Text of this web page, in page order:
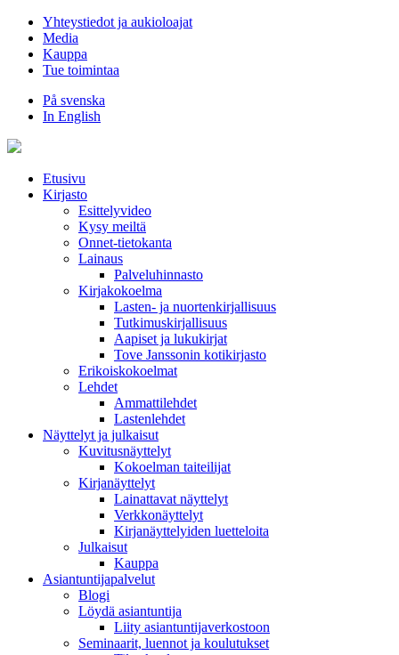
Hyppää
sisältöön
Yhteystiedot ja aukioloajat
Media
Kauppa
Tue toimintaa
På svenska
In English
Etusivu
Kirjasto
Esittelyvideo
Kysy meiltä
Onnet-tietokanta
Lainaus
Palveluhinnasto
Kirjakokoelma
Lasten- ja nuortenkirjallisuus
Tutkimuskirjallisuus
Aapiset ja lukukirjat
Tove Janssonin kotikirjasto
Erikoiskokoelmat
Lehdet
Ammattilehdet
Lastenlehdet
Näyttelyt ja julkaisut
Kuvitusnäyttelyt
Kokoelman taiteilijat
Kirjanäyttelyt
Lainattavat näyttelyt
Verkkonäyttelyt
Kirjanäyttelyiden luetteloita
Julkaisut
Kauppa
Asiantuntija­palvelut
Blogi
Löydä asiantuntija
Liity asiantuntijaverkostoon
Seminaarit, luennot ja koulutukset